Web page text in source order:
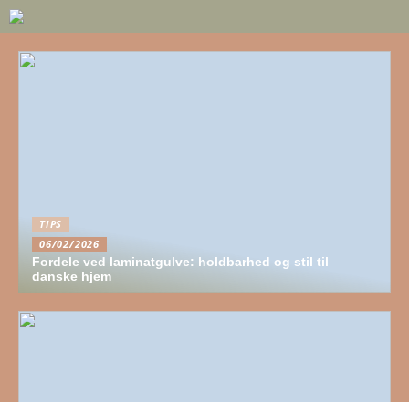
TIPS
06/02/2026
Fordele ved laminatgulve: holdbarhed og stil til
danske hjem